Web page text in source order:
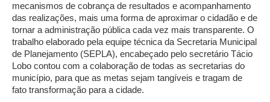
mecanismos de cobrança de resultados e acompanhamento
das realizações, mais uma forma de aproximar o cidadão e de
tornar a administração pública cada vez mais transparente. O
trabalho elaborado pela equipe técnica da Secretaria Municipal
de Planejamento (SEPLA), encabeçado pelo secretário Tácio
Lobo contou com a colaboração de todas as secretarias do
município, para que as metas sejam tangíveis e tragam de
fato transformação para a cidade.